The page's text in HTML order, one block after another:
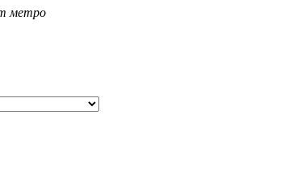
метро